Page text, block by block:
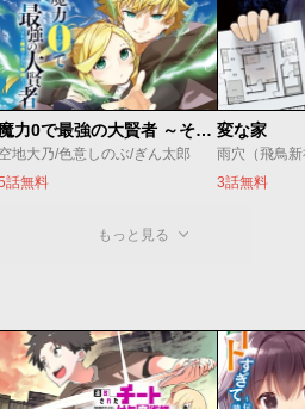
魔力0で最強の大賢者 ～それは魔法ではない、物理だ！～
空地大乃/色意しのぶ/ぎん太郎
話無料
変な家
雨穴（飛鳥
3話無料
もっと見る